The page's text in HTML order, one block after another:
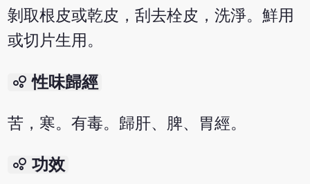
剝取根皮或乾皮，刮去栓皮，洗淨。鮮用
或切片生用。
bubble_chart 性味歸經
苦，寒。有毒。歸肝、脾、胃經。
bubble_chart 功效